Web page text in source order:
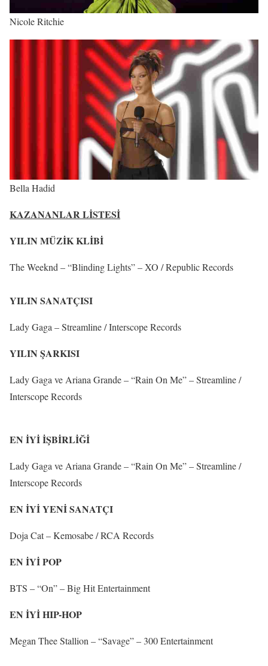
Nicole Ritchie
Bella Hadid
KAZANANLAR LİSTESİ
YILIN MÜZİK KLİBİ
The Weeknd – “Blinding Lights” – XO / Republic Records
YILIN SANATÇISI
Lady Gaga – Streamline / Interscope Records
YILIN ŞARKISI
Lady Gaga ve Ariana Grande – “Rain On Me” – Streamline /
Interscope Records
EN İYİ İŞBİRLİĞİ
Lady Gaga ve Ariana Grande – “Rain On Me” – Streamline /
Interscope Records
EN İYİ YENİ SANATÇI
Doja Cat – Kemosabe / RCA Records
EN İYİ POP
BTS – “On” – Big Hit Entertainment
EN İYİ HIP-HOP
Megan Thee Stallion – “Savage” – 300 Entertainment